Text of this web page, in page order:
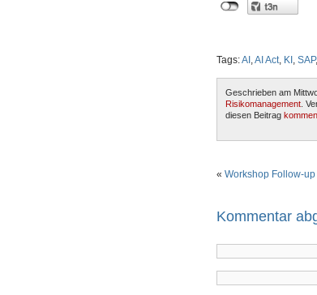
Tags:AI ,AI Act, KI , SAP,
Geschrieben am
Risikomanagement .
diesen Beitrag
« Workshop Follow-up
Kommentar